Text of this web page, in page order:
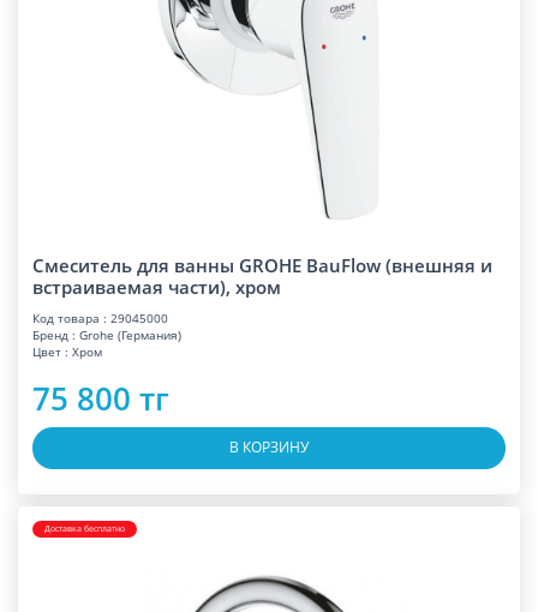
Смеситель для ванны GROHE BauFlow (внешняя и
встраиваемая части), хром
Код товара : 29045000
Бренд : Grohe (Германия)
Цвет : Хром
75 800 тг
В КОРЗИНУ
Доставка бесплатно